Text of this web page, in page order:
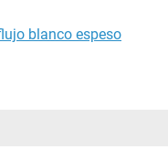
blanco espeso